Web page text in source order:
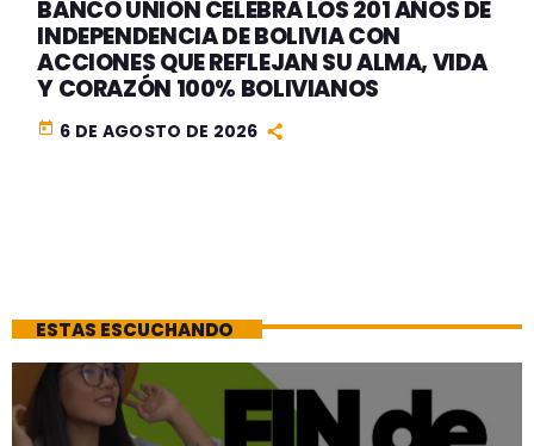
BANCO UNIÓN CELEBRA LOS 201 AÑOS DE
INDEPENDENCIA DE BOLIVIA CON
ACCIONES QUE REFLEJAN SU ALMA, VIDA
Y CORAZÓN 100% BOLIVIANOS
today 6 DE AGOSTO DE 2026
ESTAS ESCUCHANDO